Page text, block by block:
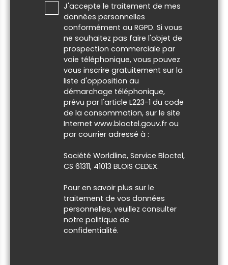
J'accepte le traitement de mes
données personnelles
conformément au RGPD. Si vous
ne souhaitez pas faire l'objet de
prospection commerciale par
voie téléphonique, vous pouvez
vous inscrire gratuitement sur la
liste d'opposition au
démarchage téléphonique,
prévu par l'article L223-1 du code
de la consommation, sur le site
Internet www.bloctel.gouv.fr ou
par courrier adressé à :
Société Worldline, Service Bloctel,
CS 61311, 41013 BLOIS CEDEX.
Pour en savoir plus sur le
traitement de vos données
personnelles, veuillez consulter
notre politique de
confidentialité.